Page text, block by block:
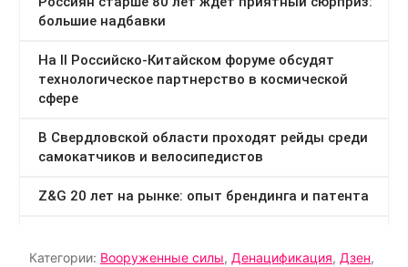
Категории: Вооруженные силы, Денацификация, Дзен,